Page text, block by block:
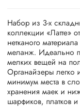
Набор из 3-х
коллекции «Латте»
нетканого
меланж. Идеально
мелких вещей на
Органайзеры легко
минимум места в
хранения маек и
шарфиков, платков